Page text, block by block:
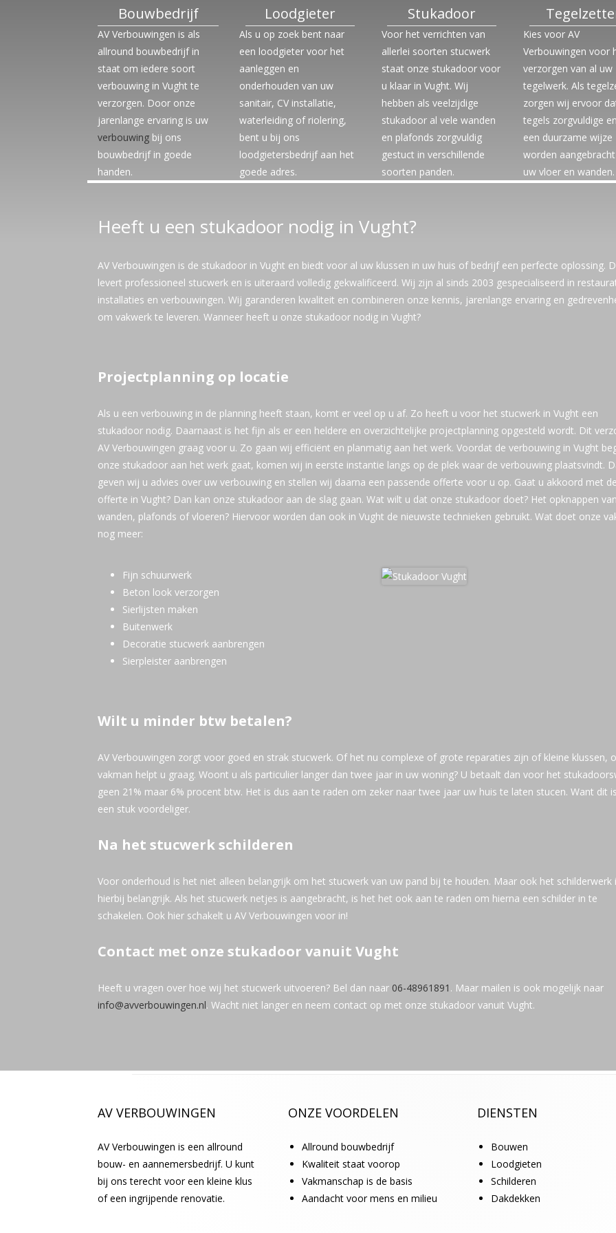
TOILETTEN
Bouwbedrijf
AV Verbouwingen is als
allround bouwbedrijf in
staat om iedere soort
verbouwing in Vught te
verzorgen. Door onze
jarenlange ervaring is uw
verbouwing bij ons
bouwbedrijf in goede
handen.
Loodgieter
Als u op zoek bent naar
een loodgieter voor het
aanleggen en
onderhouden van uw
sanitair, CV installatie,
waterleiding of riolering,
bent u bij ons
loodgietersbedrijf aan het
goede adres.
Stukadoor
Voor het verrichten van
allerlei soorten stucwerk
staat onze stukadoor voor
u klaar in Vught. Wij
hebben als veelzijdige
stukadoor al vele wanden
en plafonds zorgvuldig
gestuct in verschillende
soorten panden.
Kies voor AV
Verbouwingen voor
verzorgen van al uw
tegelwerk. Als
zorgen wij ervoor
tegels zorgvuldige
een duurzame wijze
worden
uw vloer en wanden.
Heeft u een stukadoor nodig in Vught?
AV Verbouwingen is de stukadoor in Vught en biedt voor al uw klussen in uw huis of bedrijf een perfecte oplossing.
levert professioneel stucwerk en is uiteraard volledig gekwalificeerd. Wij zijn al sinds 2003 gespecialiseerd in
installaties en verbouwingen. Wij garanderen kwaliteit en combineren onze kennis, jarenlange ervaring en
om vakwerk te leveren. Wanneer heeft u onze stukadoor nodig in Vught?
Projectplanning op locatie
Als u een verbouwing in de planning heeft staan, komt er veel op u af. Zo heeft u voor het stucwerk in Vught een
stukadoor nodig. Daarnaast is het fijn als er een heldere en overzichtelijke projectplanning opgesteld wordt. Dit
AV Verbouwingen graag voor u. Zo gaan wij efficiënt en planmatig aan het werk. Voordat de verbouwing in Vught
onze stukadoor aan het werk gaat, komen wij in eerste instantie langs op de plek waar de verbouwing plaatsvindt.
geven wij u advies over uw verbouwing en stellen wij daarna een passende offerte voor u op. Gaat u akkoord met
offerte in Vught? Dan kan onze stukadoor aan de slag gaan. Wat wilt u dat onze stukadoor doet? Het opknappen van
wanden, plafonds of vloeren? Hiervoor worden dan ook in Vught de nieuwste technieken gebruikt. Wat doet onze
nog meer:
Fijn schuurwerk
Beton look verzorgen
Sierlijsten maken
Buitenwerk
Decoratie stucwerk aanbrengen
Sierpleister aanbrengen
Wilt u minder btw betalen?
AV Verbouwingen zorgt voor goed en strak stucwerk. Of het nu complexe of grote reparaties zijn of kleine klussen,
vakman helpt u graag. Woont u als particulier langer dan twee jaar in uw woning? U betaalt dan voor het
geen 21% maar 6% procent btw. Het is dus aan te raden om zeker naar twee jaar uw huis te laten stucen. Want dit
een stuk voordeliger.
Na het stucwerk schilderen
Voor onderhoud is het niet alleen belangrijk om het stucwerk van uw pand bij te houden. Maar ook het schilderwerk
hierbij belangrijk. Als het stucwerk netjes is aangebracht, is het het ook aan te raden om hierna een schilder in te
schakelen. Ook hier schakelt u AV Verbouwingen voor in!
Contact met onze stukadoor vanuit Vught
Heeft u vragen over hoe wij het stucwerk uitvoeren? Bel dan naar 06-48961891 . Maar mailen is ook mogelijk naar
info@avverbouwingen.nl. Wacht niet langer en neem contact op met onze stukadoor vanuit Vught.
AV VERBOUWINGEN
AV Verbouwingen is een allround
bouw- en aannemersbedrijf. U kunt
bij ons terecht voor een kleine klus
of een ingrijpende renovatie.
ONZE VOORDELEN
Allround bouwbedrijf
Kwaliteit staat voorop
Vakmanschap is de basis
Aandacht voor mens en milieu
DIENSTEN
Bouwen
Loodgieten
Schilderen
Dakdekken